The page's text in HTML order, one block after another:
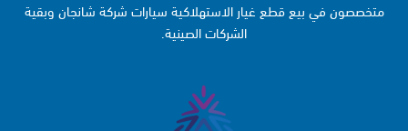
متخصصون في بيع قطع غيار الاستهلاكية سيارات شركة شانجان وبقية
الشركات الصينية.